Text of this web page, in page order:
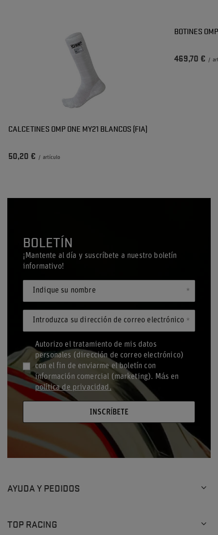
CALCETINES OMP ONE MY21 BLANCOS (FIA)
50,20 € / artículo
BOTINES
469,70 € /
BOLETÍN
¡Mantente al día y suscríbete a nuestro boletín
informativo!
Indique su nombre
Introduzca su dirección de correo electrónico
Autorizo el tratamiento de mis datos
personales (dirección de correo electrónico)
con el fin de enviarme el boletín con
información comercial (marketing). Más en
política de privacidad.
INSCRÍBETE
AYUDA Y PEDIDOS
TOP RACING